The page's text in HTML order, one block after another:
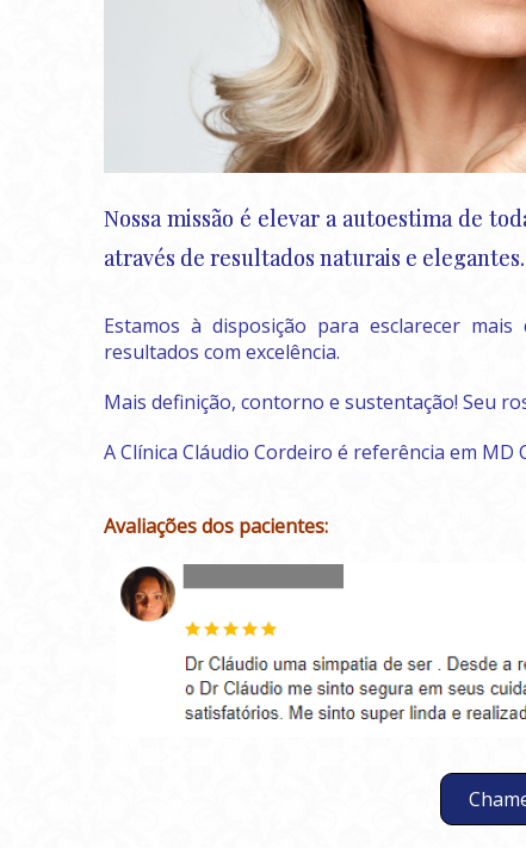
Nossa missão é elevar a autoestima de
através de resultados naturais e elegantes.
Estamos à disposição para esclarecer mais
resultados com excelência.
Mais definição, contorno e sustentação! Seu
A Clínica Cláudio Cordeiro é referência em MD
Avaliações dos pacientes: